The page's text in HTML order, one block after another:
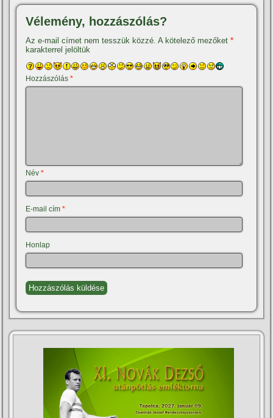
Vélemény, hozzászólás?
Az e-mail címet nem tesszük közzé. A kötelező mezőket*
karakterrel jelöltük
Hozzászólás*
Név*
E-mail cím*
Honlap